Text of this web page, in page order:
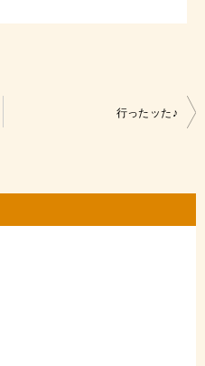
行ったッた♪